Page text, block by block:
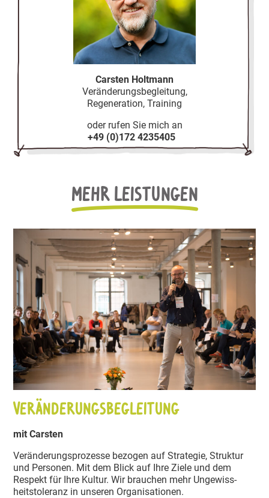
Carsten Holtmann
Verän­de­rungs­be­gleitung,
Regene­ration, Training
oder rufen Sie mich an
+49 (0)172 4235405
Mehr Leistungen
Verän­de­rungs­be­gleitung
mit Carsten
Verän­de­rungs­pro­zesse bezogen auf Strategie, Struktur
und Personen. Mit dem Blick auf Ihre Ziele und dem
Respekt für Ihre Kultur. Wir brauchen mehr Ungewiss­
heits­to­leranz in unseren Organi­sa­tionen.